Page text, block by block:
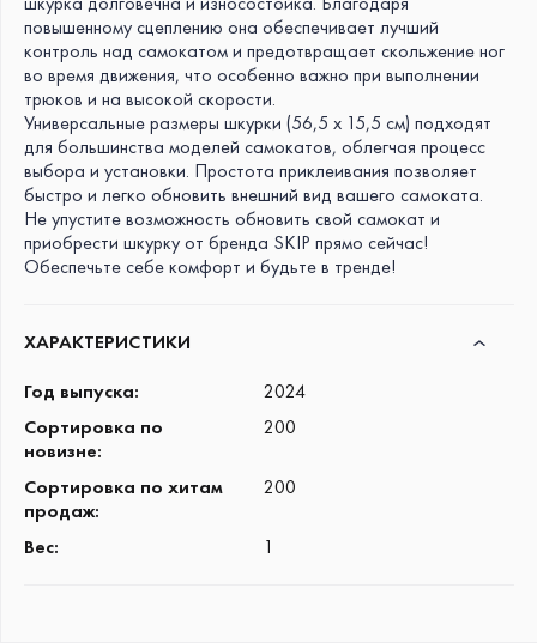
повышенному сцеплению она обеспечивает лучший
контроль над самокатом и предотвращает скольжение ног
во время движения, что особенно важно при выполнении
трюков и на высокой скорости.
Универсальные размеры шкурки (56,5 x 15,5 см) подходят
для большинства моделей самокатов, облегчая процесс
выбора и установки. Простота приклеивания позволяет
быстро и легко обновить внешний вид вашего самоката.
Не упустите возможность обновить свой самокат и
приобрести шкурку от бренда SKIP прямо сейчас!
Обеспечьте себе комфорт и будьте в тренде!
ХАРАКТЕРИСТИКИ
Год выпуска:
2024
Сортировка по
новизне:
200
Сортировка по хитам
продаж:
200
Вес: 1